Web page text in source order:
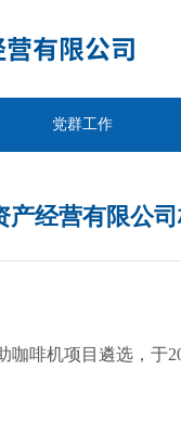
党群工作
产经营有限公
咖啡机项目遴选，于